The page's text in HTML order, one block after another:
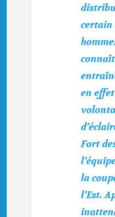
certain
en
Fort
la
l’Est.